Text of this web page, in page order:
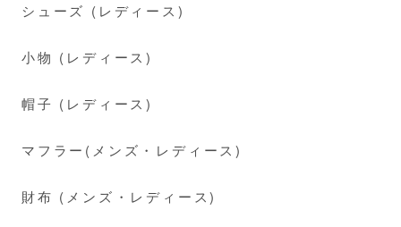
シューズ (レディース)
小物 (レディース)
帽子 (レディース)
マフラー(メンズ・レディース)
財布 (メンズ・レディース)